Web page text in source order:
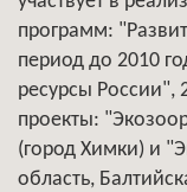
программ:
период до 2010
ресурсы России",
проекты:
(город Химки) и
область,